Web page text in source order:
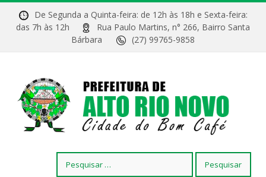
De Segunda a Quinta-feira: de 12h às 18h e Sexta-feira:
das 7h às 12h
Rua Paulo Martins, n° 266, Bairro Santa
Bárbara
(27) 99765-9858
por: